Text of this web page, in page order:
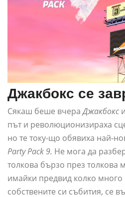
Джакбокс се
Сякаш беше вчераДжакбокс
път и революционизираха
но те току-що обявиха най-
Party Pack 9. Не мога да
толкова бързо през толкова
имайки предвид колко много
собствените си събития, се